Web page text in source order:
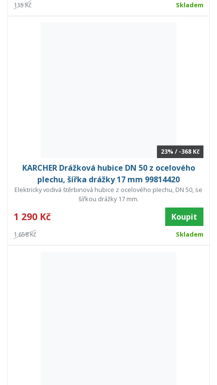
115 Kč Skladem
23% / -368 Kč
KARCHER Drážková hubice DN 50 z ocelového
plechu, šířka drážky 17 mm 99814420
Elektricky vodivá štěrbinová hubice z ocelového plechu, DN 50, se
šířkou drážky 17 mm.
1 290 Kč Koupit
1 658 Kč Skladem